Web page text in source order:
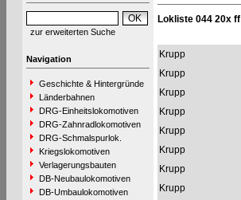
zur erweiterten Suche
Navigation
Geschichte & Hintergründe
Länderbahnen
DRG-Einheitslokomotiven
DRG-Zahnradlokomotiven
DRG-Schmalspurlok.
Kriegslokomotiven
Verlagerungsbauten
DB-Neubaulokomotiven
DB-Umbaulokomotiven
Lokliste 044 20x ff
Krupp
Krupp
Krupp
Krupp
Krupp
Krupp
Krupp
Krupp